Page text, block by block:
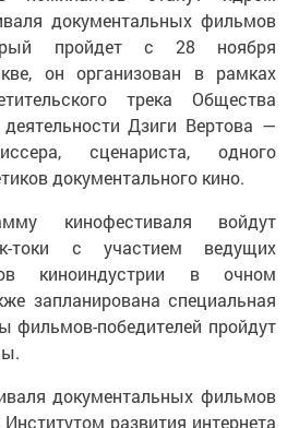
документальных фильмов
пройдет с 28 ноября
он организован в рамках
трека Общества
Дзиги Вертова —
сценариста, одного
документального кино.
кинофестиваля войдут
токи с участием ведущих
киноиндустрии в очном
запланирована специальная
фильмов-победителей пройдут
документальных фильмов
развития интернета